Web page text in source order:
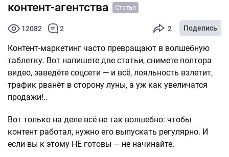
контент-агентства
Статья
12082 2 2 Поделись
Контент-маркетинг часто превращают в волшебную
таблетку. Вот напишете две статьи, снимете полтора
видео, заведёте соцсети — и всё, лояльность взлетит,
трафик рванёт в сторону луны, а уж как увеличатся
продажи!..
Вот только на деле всё не так волшебно: чтобы
контент работал, нужно его выпускать регулярно. И
если вы к этому НЕ готовы — не начинайте.